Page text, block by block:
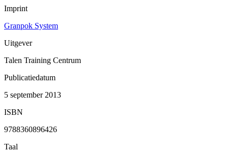
Imprint
Granpok System
Uitgever
Talen Training Centrum
Publicatiedatum
5 september 2013
ISBN
9788360896426
Taal